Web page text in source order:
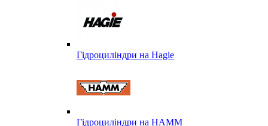
Гідроциліндри на Hagie
Гідроциліндри на HAMM